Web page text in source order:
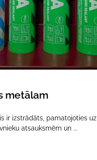
metālam
ir izstrādāts, pamatojoties uz
atsauksmēm un